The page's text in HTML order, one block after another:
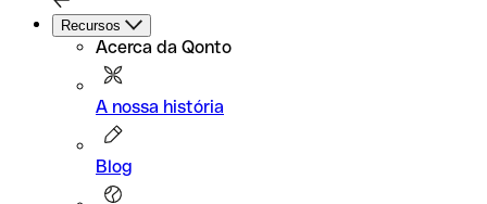
Recursos
Acerca da Qonto
A nossa história
Blog